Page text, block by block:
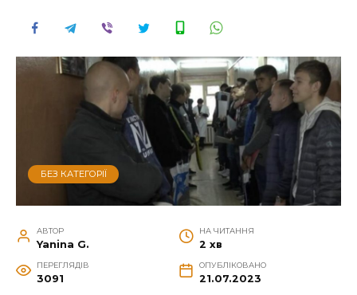
БЕЗ КАТЕГОРІЇ
АВТОР
Yanina G.
НА ЧИТАННЯ
2 хв
ПЕРЕГЛЯДІВ
3091
ОПУБЛІКОВАНО
21.07.2023